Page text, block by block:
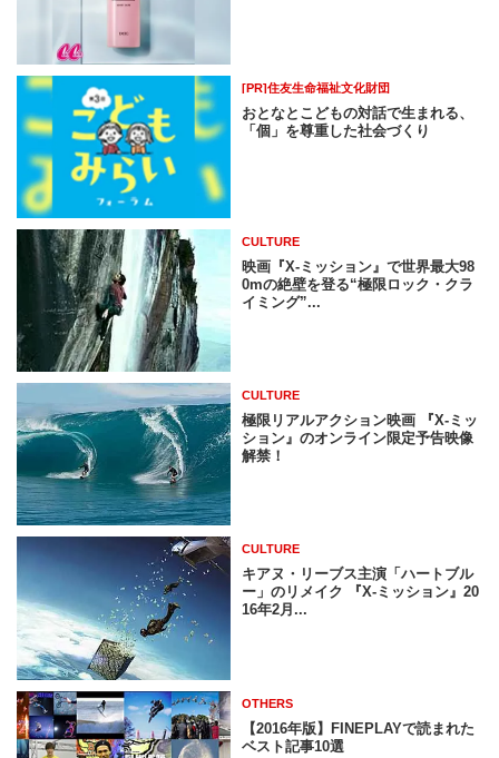
[PR]住友生命福祉文化財団
おとなとこどもの対話で生まれる、
「個」を尊重した社会づくり
CULTURE
映画『X-ミッション』で世界最大98
0mの絶壁を登る“極限ロック・クラ
イミング”...
CULTURE
極限リアルアクション映画 『X-ミッ
ション』のオンライン限定予告映像
解禁！
CULTURE
キアヌ・リーブス主演「ハートブル
ー」のリメイク 『X-ミッション』20
16年2月...
OTHERS
【2016年版】FINEPLAYで読まれた
ベスト記事10選